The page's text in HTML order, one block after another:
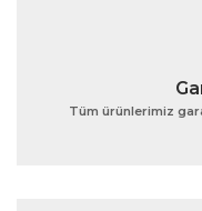
Tüm ürünlerimiz